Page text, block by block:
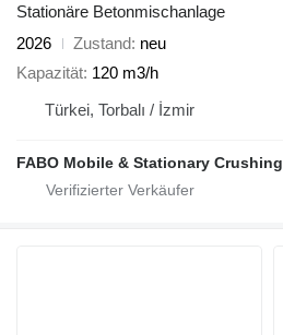
Stationäre Betonmischanlage
2026
Zustand neu
Kapazität 120 m3/h
Türkei, Torbalı / İzmir